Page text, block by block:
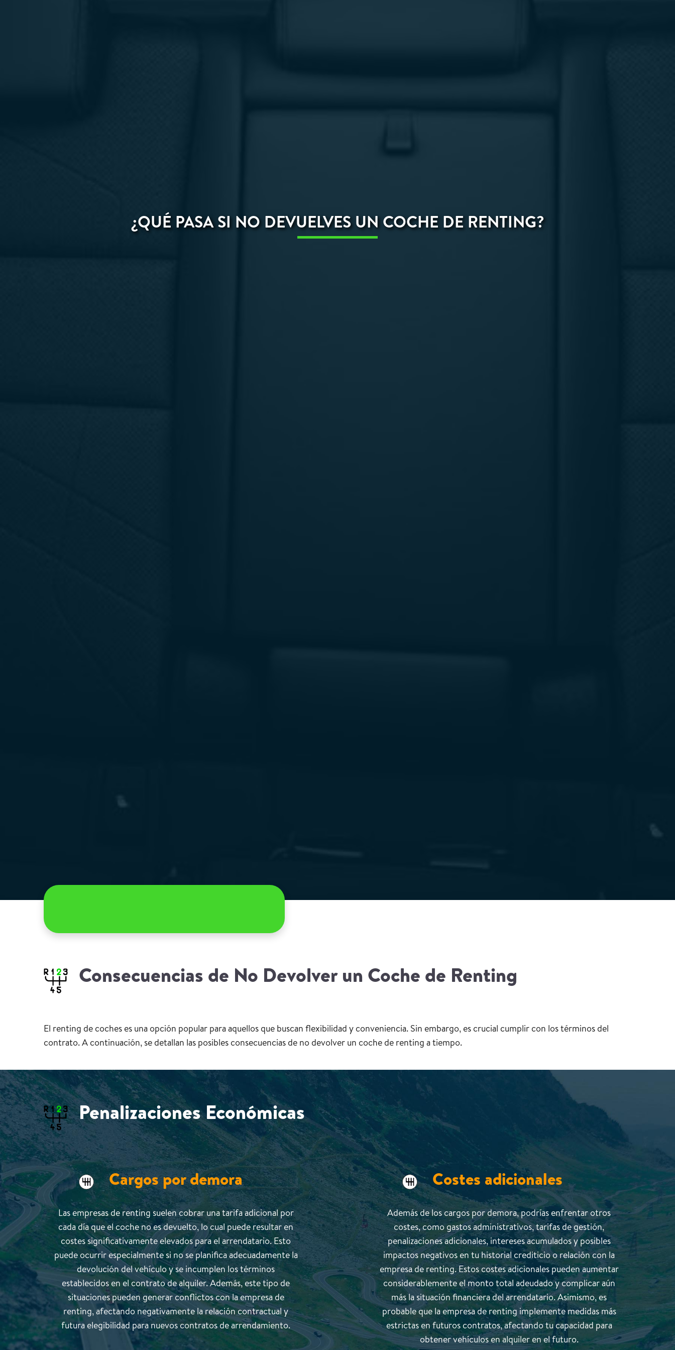
¿QUÉ PASA SI NO DEVUELVES UN COCHE DE RENTING?
Consecuencias de No Devolver un Coche de Renting
El renting de coches es una opción popular para aquellos que buscan flexibilidad y conveniencia. Sin embargo, es crucial cumplir con los términos del
contrato. A continuación, se detallan las posibles consecuencias de no devolver un coche de renting a tiempo.
Penalizaciones Económicas
Cargos por demora
Las empresas de renting suelen cobrar una tarifa adicional por
cada día que el coche no es devuelto, lo cual puede resultar en
costes significativamente elevados para el arrendatario. Esto
puede ocurrir especialmente si no se planifica adecuadamente la
devolución del vehículo y se incumplen los términos
establecidos en el contrato de alquiler. Además, este tipo de
situaciones pueden generar conflictos con la empresa de
renting, afectando negativamente la relación contractual y
futura elegibilidad para nuevos contratos de arrendamiento.
Costes adicionales
Además de los cargos por demora, podrías enfrentar otros
costes, como gastos administrativos, tarifas de gestión,
penalizaciones adicionales, intereses acumulados y posibles
impactos negativos en tu historial crediticio o relación con la
empresa de renting. Estos costes adicionales pueden aumentar
considerablemente el monto total adeudado y complicar aún
más la situación financiera del arrendatario. Asimismo, es
probable que la empresa de renting implemente medidas más
estrictas en futuros contratos, afectando tu capacidad para
obtener vehículos en alquiler en el futuro.